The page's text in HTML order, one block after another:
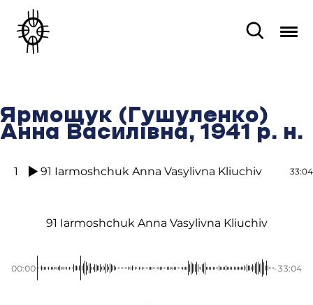
Ярмощук (Гушуленко)
Анна Василівна, 1941 р. н.
1 91 Iarmoshchuk Anna Vasylivna Kliuchiv 33:04
91 Iarmoshchuk Anna Vasylivna Kliuchiv
00:00 -33:04